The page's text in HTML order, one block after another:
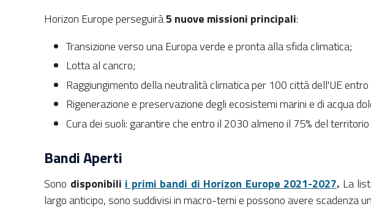
Horizon Europe perseguirà5 nuove missioni principali:
Transizione verso una Europa verde e pronta alla sfida climatica;
Lotta al cancro;
Raggiungimento della neutralità climatica per 100 città dell'UE
Rigenerazione e preservazione degli ecosistemi marini e di acqua
Cura dei suoli: garantire che entro il 2030 almeno il 75% del
Bandi Aperti
Sono disponibili i primi bandi di Horizon Europe 2021-2027. La
largo anticipo, sono suddivisi in macro-temi e possono avere scadenza